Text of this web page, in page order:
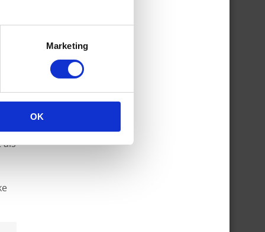
Marketing
OK
te
als